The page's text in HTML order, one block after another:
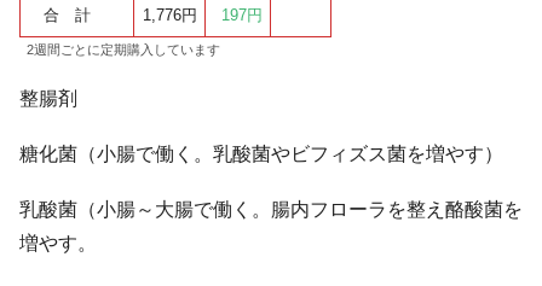
合 計 1,776円 197円
2週間ごとに定期購入しています
整腸剤
糖化菌（小腸で働く。乳酸菌やビフィズス菌を増やす）
乳酸菌（小腸～大腸で働く。腸内フローラを整え酪酸菌を
増やす。